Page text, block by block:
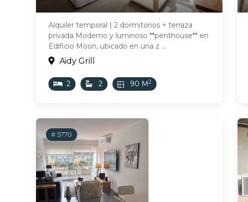
Alquiler temporal | 2 dormitorios + terraza
privada Moderno y luminoso **penthouse** en
Edificio Moon, ubicado en una z ...
Aidy Grill
2 2 90 M2
# 5770